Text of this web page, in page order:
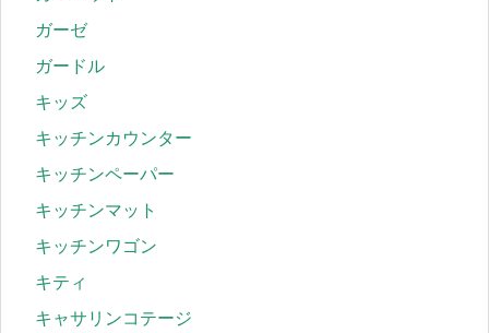
ガーゼ
ガードル
キッズ
キッチンカウンター
キッチンペーパー
キッチンマット
キッチンワゴン
キティ
キャサリンコテージ